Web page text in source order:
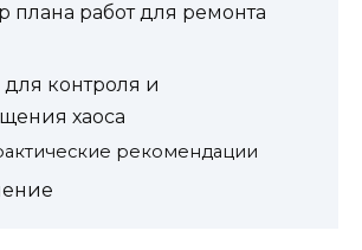
плана работ для ремонта
контроля и
хаоса
рекомендации